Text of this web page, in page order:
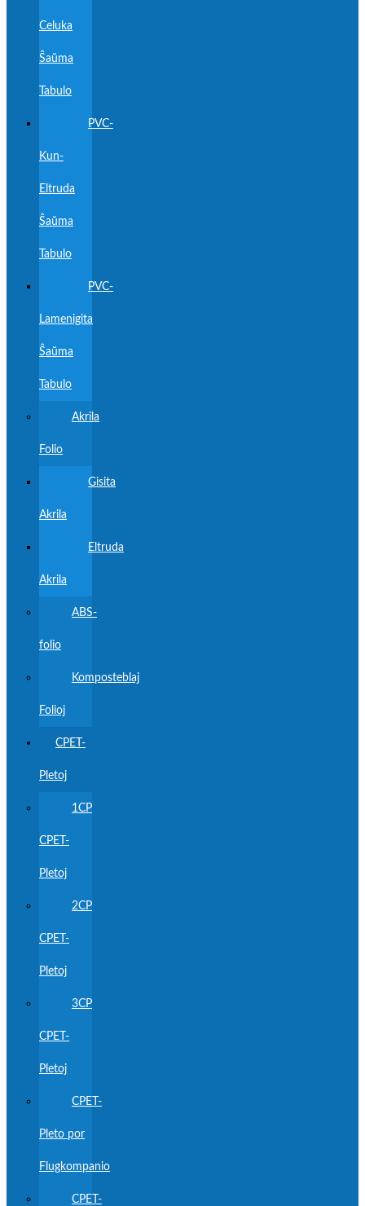
Celuka
Ŝaŭma
Tabulo
PVC-
Kun-
Eltruda
Ŝaŭma
Tabulo
PVC-
Lamenigita
Ŝaŭma
Tabulo
Akrila
Folio
Gisita
Akrila
Eltruda
Akrila
ABS-
folio
Komposteblaj
Folioj
CPET-
Pletoj
1CP
CPET-
Pletoj
2CP
CPET-
Pletoj
3CP
CPET-
Pletoj
CPET-
Pleto por
Flugkompanio
CPET-